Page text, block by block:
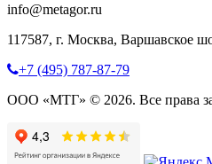
info@metagor.ru
117587, г. Москва, Варшавское
+7 (495) 787-87-79
ООО «МТГ» © 2026. Все права